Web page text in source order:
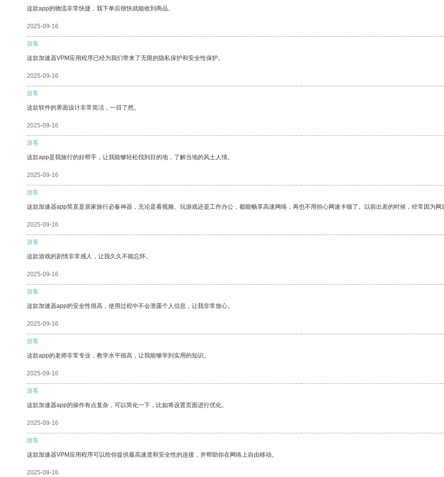
这款app的物流非常快捷，我下单后很快就能收到商品。
2025-09-16
游客
这款加速器VPM应用程序已经为我们带来了无限的隐私保护和安全性保护。
2025-09-16
游客
这款软件的界面设计非常简洁，一目了然。
2025-09-16
游客
这款app是我旅行的好帮手，让我能够轻松找到目的地，了解当地的风土人情。
2025-09-16
游客
这款加速器app简直是居家旅行必备神器，无论是看视频、玩游戏还是工作办公，都能畅享高速网络，再也不用担心网速卡顿了。以前出差的时候，经常因为
2025-09-16
游客
这款游戏的剧情非常感人，让我久久不能忘怀。
2025-09-16
游客
这款加速器app的安全性很高，使用过程中不会泄露个人信息，让我非常放心。
2025-09-16
游客
这款app的老师非常专业，教学水平很高，让我能够学到实用的知识。
2025-09-16
游客
这款加速器app的操作有点复杂，可以简化一下，比如将设置页面进行优化。
2025-09-16
游客
这款加速器VPM应用程序可以给你提供最高速度和安全性的连接，并帮助你在网络上自由移动。
2025-09-16